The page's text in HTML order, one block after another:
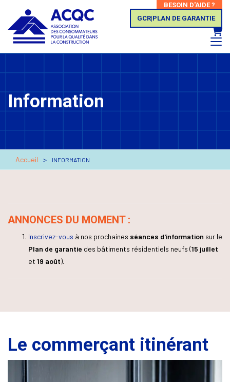
BESOIN D'AIDE ?
GCR|PLAN DE GARANTIE
Information
Accueil INFORMATION
ANNONCES DU MOMENT :
Inscrivez-vous à nos prochaines séances d'information sur le
Plan de garantie des bâtiments résidentiels neufs (15 juillet
et 19 août).
Le commerçant itinérant